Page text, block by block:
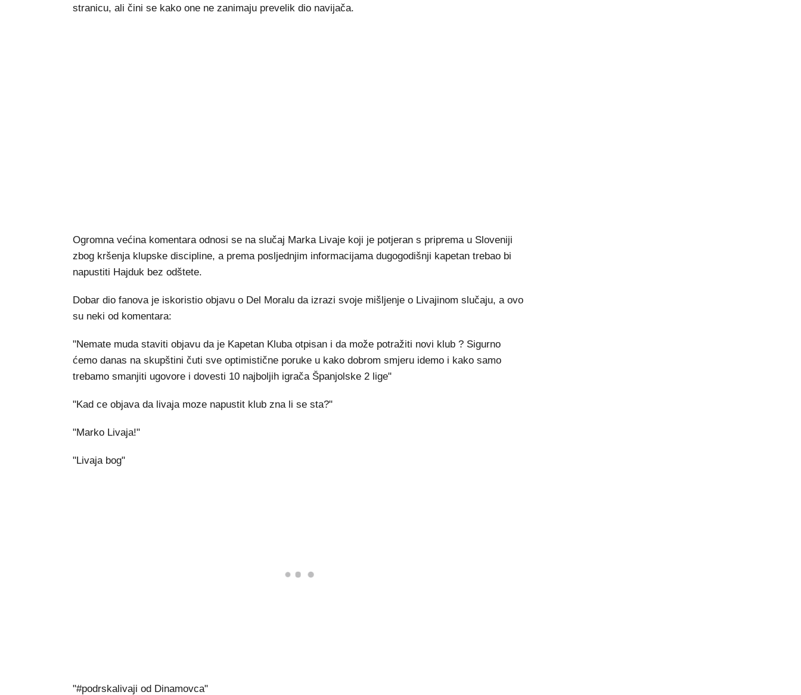
stranicu, ali čini se kako one ne zanimaju prevelik dio navijača.
Ogromna većina komentara odnosi se na slučaj Marka Livaje koji je potjeran s priprema u Sloveniji
zbog kršenja klupske discipline, a prema posljednjim informacijama dugogodišnji kapetan trebao bi
napustiti Hajduk bez odštete.
Dobar dio fanova je iskoristio objavu o Del Moralu da izrazi svoje mišljenje o Livajinom slučaju, a ovo
su neki od komentara:
"Nemate muda staviti objavu da je Kapetan Kluba otpisan i da može potražiti novi klub ? Sigurno
ćemo danas na skupštini čuti sve optimistične poruke u kako dobrom smjeru idemo i kako samo
trebamo smanjiti ugovore i dovesti 10 najboljih igrača Španjolske 2 lige"
"Kad ce objava da livaja moze napustit klub zna li se sta?"
"Marko Livaja!"
"Livaja bog"
"#podrskalivaji od Dinamovca"